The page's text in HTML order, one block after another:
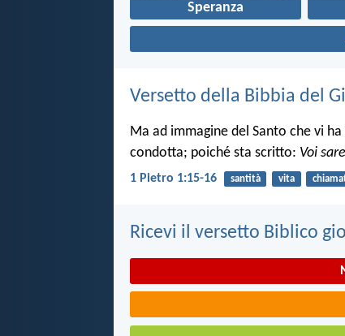
Speranza
Versetto della Bibbia del
Ma ad immagine del Santo che vi
condotta; poiché sta scritto: Voi
1 Pietro 1:15-16 santità vita
Ricevi il versetto Biblico